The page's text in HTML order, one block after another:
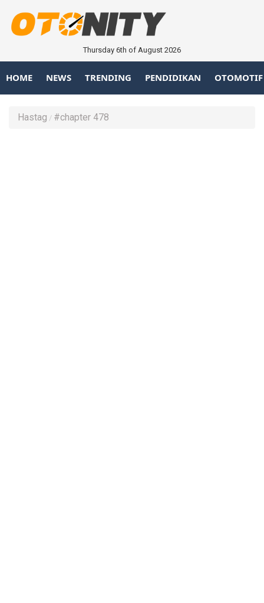
Thursday 6th of August 2026
HOME NEWS TRENDING PENDIDIKAN OTOMOTIF
Hastag #chapter 478